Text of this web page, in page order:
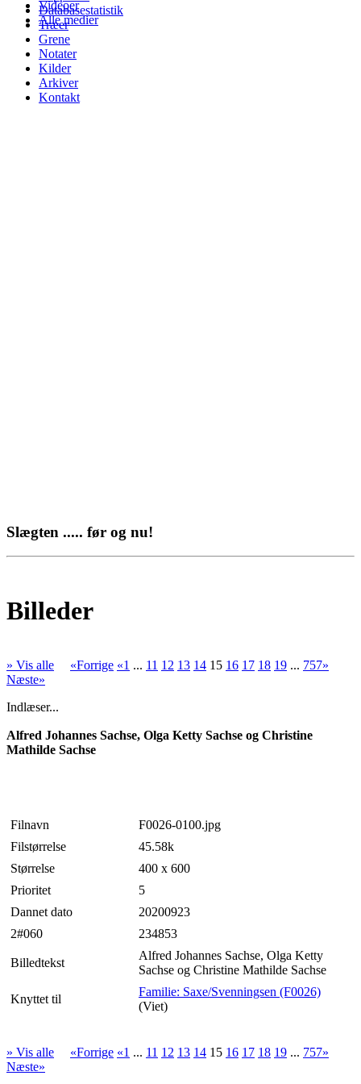
Videoer
Alle medier
Databasestatistik
Træer
Grene
Notater
Kilder
Arkiver
Kontakt
Slægten ..... før og nu!
Billeder
» Vis alle «Forrige «1 ... 11 12 13 14 15 16 17 18 19 ... 757»
Næste»
Indlæser...
Alfred Johannes Sachse, Olga Ketty Sachse og Christine
Mathilde Sachse
Filnavn
F0026-0100.jpg
Filstørrelse
45.58k
Størrelse
400 x 600
Prioritet
5
Dannet dato
20200923
2#060
234853
Billedtekst
Alfred Johannes Sachse, Olga Ketty
Sachse og Christine Mathilde Sachse
Knyttet til
Familie: Saxe/Svenningsen (F0026)
(Viet)
» Vis alle «Forrige «1 ... 11 12 13 14 15 16 17 18 19 ... 757»
Næste»